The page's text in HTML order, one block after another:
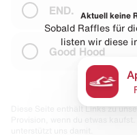
END.
Good Hood
Diese Seite enthält Links zu
Aktuell keine
Sobald Raffles für
listen wir diese